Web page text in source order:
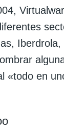
«todo en